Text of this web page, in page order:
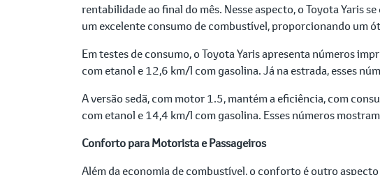
rentabilidade ao final do mês. Nesse aspecto, o Toyota Yaris
um excelente consumo de combustível, proporcionando um
Em testes de consumo, o Toyota Yaris apresenta números
com etanol e 12,6 km/l com gasolina. Já na estrada, esses
A versão sedã, com motor 1.5, mantém a eficiência, com
com etanol e 14,4 km/l com gasolina. Esses números
Conforto para Motorista e Passageiros
Além da economia de combustível, o conforto é outro